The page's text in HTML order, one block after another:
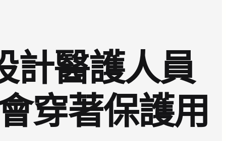
計醫護人員
穿著保護用